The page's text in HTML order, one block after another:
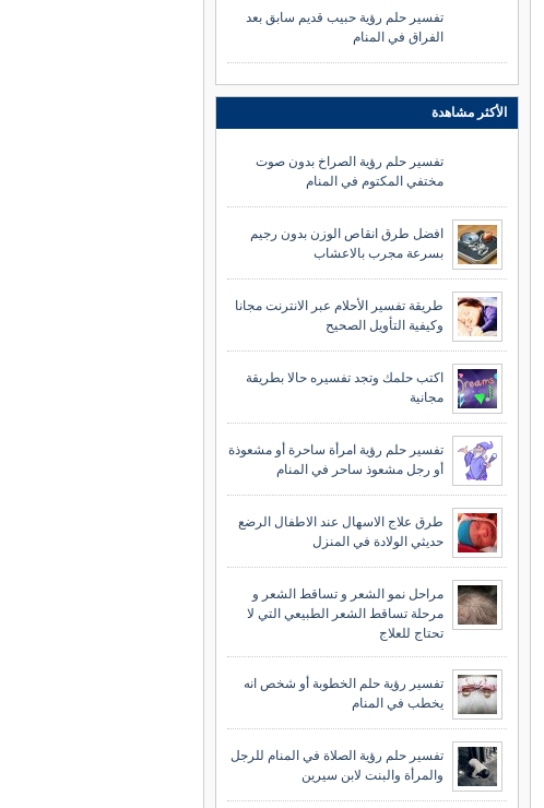
تفسير حلم رؤية حبيب قديم سابق بعد
الفراق في المنام
الأكثر مشاهدة
تفسير حلم رؤية الصراخ بدون صوت
مختفي المكتوم في المنام
افضل طرق انقاص الوزن بدون رجيم
بسرعة مجرب بالاعشاب
طريقة تفسير الأحلام عبر الانترنت مجانا
وكيفية التأويل الصحيح
اكتب حلمك وتجد تفسيره حالا بطريقة
مجانية
تفسير حلم رؤية امرأة ساحرة أو مشعوذة
أو رجل مشعوذ ساحر في المنام
طرق علاج الاسهال عند الاطفال الرضع
حديثي الولادة في المنزل
مراحل نمو الشعر و تساقط الشعر و
مرحلة تساقط الشعر الطبيعي التي لا
تحتاج للعلاج
تفسير رؤية حلم الخطوبة أو شخص انه
يخطب في المنام
تفسير حلم رؤية الصلاة في المنام للرجل
والمرأة والبنت لابن سيرين